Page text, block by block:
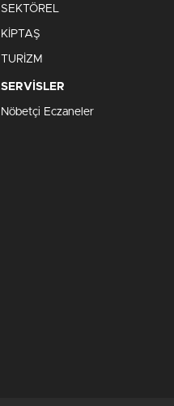
SEKTÖREL
KİPTAŞ
TURİZM
SERVİSLER
Nöbetçi Eczaneler